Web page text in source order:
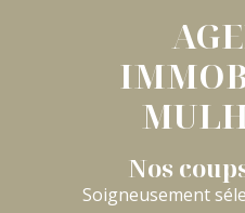
Nos
Soigneusement